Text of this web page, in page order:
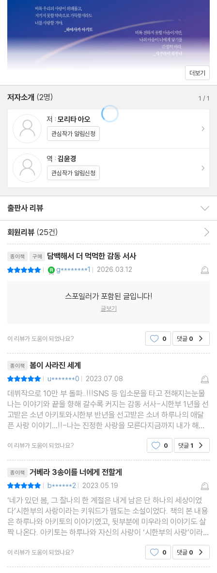
함께할 수 있는 시간이 반년뿐인 ‘시한부의 사랑’, 그럼에도 이들의
사랑은 시작될 수 있을까?
더보기
저자소개 (2명) 1 /1
저 : 모리타 아오
관심작가 알림신청
역 : 김윤경
관심작가 알림신청
출판사 리뷰
회원리뷰 (25건)
종이책 구매 담백해서 더 먹먹한 감동 서사
| g********1 | 2026.03.12
스포일러가 포함된 글입니다!
글보기
이 리뷰가 도움이 되었나요? 0 댓글 0
종이책 봄이 사라진 세계
| u*******0 | 2023.07.08
데뷔작으로 10만 부 돌파..!!!SNS 등 입소문을 타고 전해지는눈물
나는 이야기와 끝을 향해 갈수록 커지는 감동 서사-시한부 1년을 선
고받은 소년 아키토와시한부 반년을 선고받은 소녀 하루나의 애달
픈 사랑 이야기…!!-나는 진정한 사랑을 모른다지금까지 내가 해온
연애는 하루나와 하야사카가 한시한부의 사랑에 비하면 어지간히도
불운한 연애였다좋아하지도 않는 남자와 적당히 사
이 리뷰가 도움이 되었나요? 0 댓글 1
종이책 거베라 3송이를 너에게 전할게
| b******2 | 2023.05.19
‘네가 있던 봄, 그 찰나의 한 계절은 내게 남은 단 하나의 세상이었
다’시한부의 사랑이라는 키워드가 맴도는 소설이었다. 책의 본 내용
은 하루나와 아키토의 이야기였고, 뒷부분에 미우라의 이야기도 살
짝 나온다. 아키토는 하루나와 자신의 사랑이 ‘시한부의 사랑’이라고
얘기했지만, 결과적으론 미우라도 시한부의 사랑을 했다.???p.104
나의 사랑은 하루나가 죽거나 아니면 내가 죽
이 리뷰가 도움이 되었나요? 0 댓글 0